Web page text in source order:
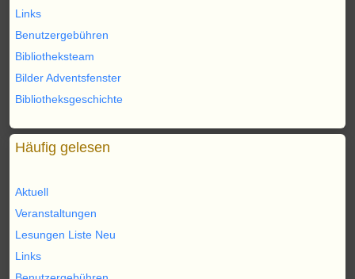
Links
Benutzergebühren
Bibliotheksteam
Bilder Adventsfenster
Bibliotheksgeschichte
Häufig gelesen
Aktuell
Veranstaltungen
Lesungen Liste Neu
Links